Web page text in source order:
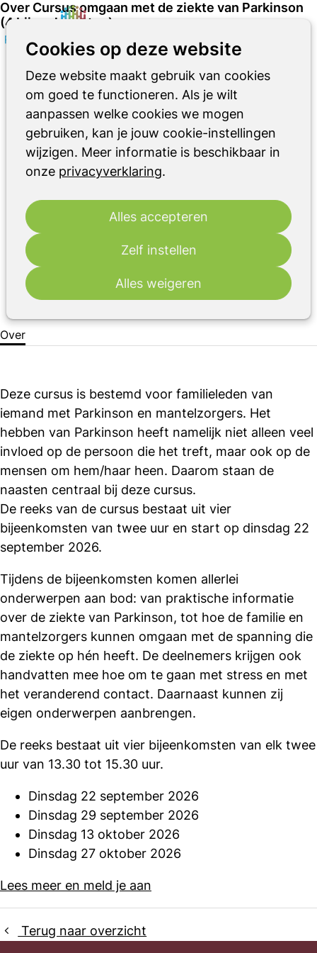
Cookies op deze website
Deze website maakt gebruik van cookies
om goed te functioneren. Als je wilt
aanpassen welke cookies we mogen
gebruiken, kan je jouw cookie-instellingen
wijzigen. Meer informatie is beschikbaar in
onze privacyverklaring.
Alles accepteren
Zelf instellen
Alles weigeren
Over Cursus omgaan met de ziekte van Parkinson
(4 bijeenkomsten)
22
sep
13:30 - 15:30 Woonzorgcentrum Polderburen
Cursus omgaan met de ziekte van
Parkinson (4 bijeenkomsten)
Geriatrisch Expertisecentrum (“GEC”) van
Zorggroep Almere met: "Omgaan met de
ziekte van Parkinson" in woonzorgcentrum
Polderburen in Parkwijk.
Over
Deze cursus is bestemd voor familieleden van
iemand met Parkinson en mantelzorgers. Het
hebben van Parkinson heeft namelijk niet alleen veel
invloed op de persoon die het treft, maar ook op de
mensen om hem/haar heen. Daarom staan de
naasten centraal bij deze cursus.
De reeks van de cursus bestaat uit vier
bijeenkomsten van twee uur en start op dinsdag 22
september 2026.
Tijdens de bijeenkomsten komen allerlei
onderwerpen aan bod: van praktische informatie
over de ziekte van Parkinson, tot hoe de familie en
mantelzorgers kunnen omgaan met de spanning die
de ziekte op hén heeft. De deelnemers krijgen ook
handvatten mee hoe om te gaan met stress en met
het veranderend contact. Daarnaast kunnen zij
eigen onderwerpen aanbrengen.
De reeks bestaat uit vier bijeenkomsten van elk twee
uur van 13.30 tot 15.30 uur.
Dinsdag 22 september 2026
Dinsdag 29 september 2026
Dinsdag 13 oktober 2026
Dinsdag 27 oktober 2026
Lees meer en meld je aan
Terug naar overzicht